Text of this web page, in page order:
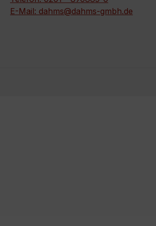
E-Mail: dahms@dahms-gmbh.de